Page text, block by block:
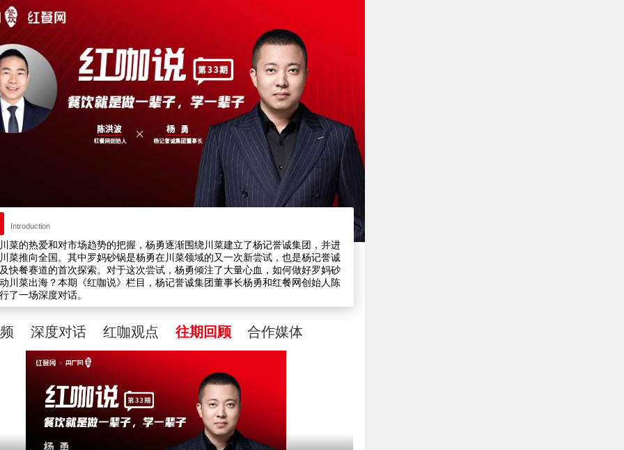
Introduction
菜的热爱和对市场趋势的把握，杨勇逐渐围绕川菜建立了杨记誉诚集团，并进
菜推向全国。其中罗妈砂锅是杨勇在川菜领域的又一次新尝试，也是杨记誉诚
快餐赛道的首次探索。对于这次尝试，杨勇倾注了大量心血，如何做好罗妈砂
川菜出海？本期《红咖说》栏目，杨记誉诚集团董事长杨勇和红餐网创始人陈
了一场深度对话。
深度对话 红咖观点 往期回顾 合作媒体